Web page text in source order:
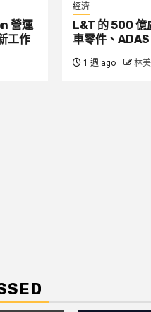
營運
工作
經濟
L&T 的 500 億
車零件、
1 週 ago 林